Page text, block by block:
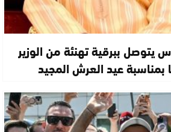
ببرقية تهنئة من الوزير
عيد العرش المجيد